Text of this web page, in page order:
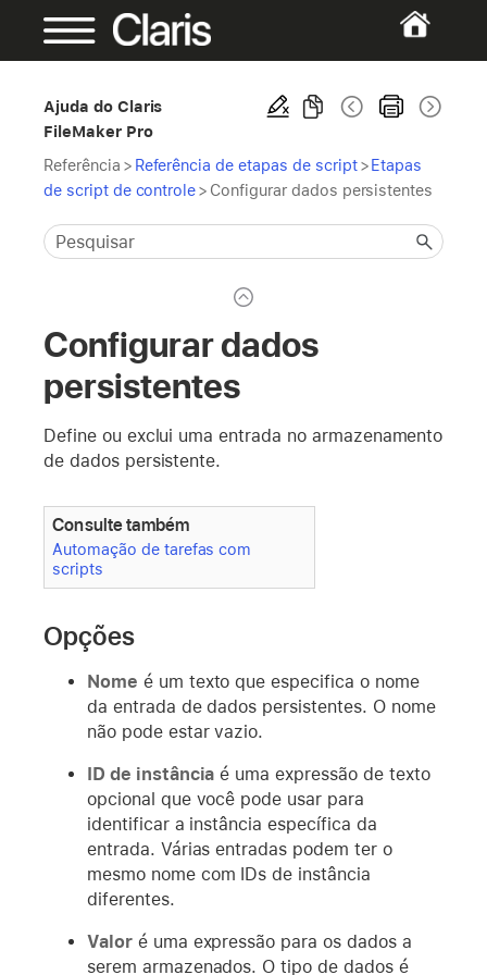
Ajuda do Claris
FileMaker Pro
Referência > Referência de etapas de script >Etapas
de script de controle> Configurar dados persistentes
Configurar dados
persistentes
Define ou exclui uma entrada no armazenamento
de dados persistente.
Consulte também
Automação de tarefas com
scripts
Opções
Nome é um texto que especifica o nome
da entrada de dados persistentes. O nome
não pode estar vazio.
ID de instância é uma expressão de texto
opcional que você pode usar para
identificar a instância específica da
entrada. Várias entradas podem ter o
mesmo nome com IDs de instância
diferentes.
Valoré uma expressão para os dados a
serem armazenados. O tipo de dados é